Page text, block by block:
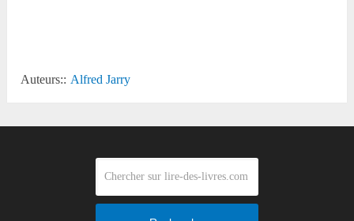
Auteurs:: Alfred Jarry